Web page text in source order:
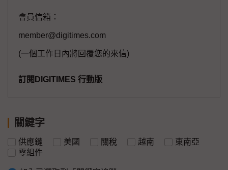
會員信箱：
member@digitimes.com
(一個工作日內將回覆您的來信)
訂閱DIGITIMES 行動版
關鍵字
供應鏈 美國 關稅 越南
東南亞
零組件